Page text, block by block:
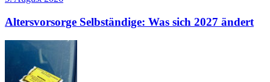
Altersvorsorge Selbständige: Was sich 2027 ändert